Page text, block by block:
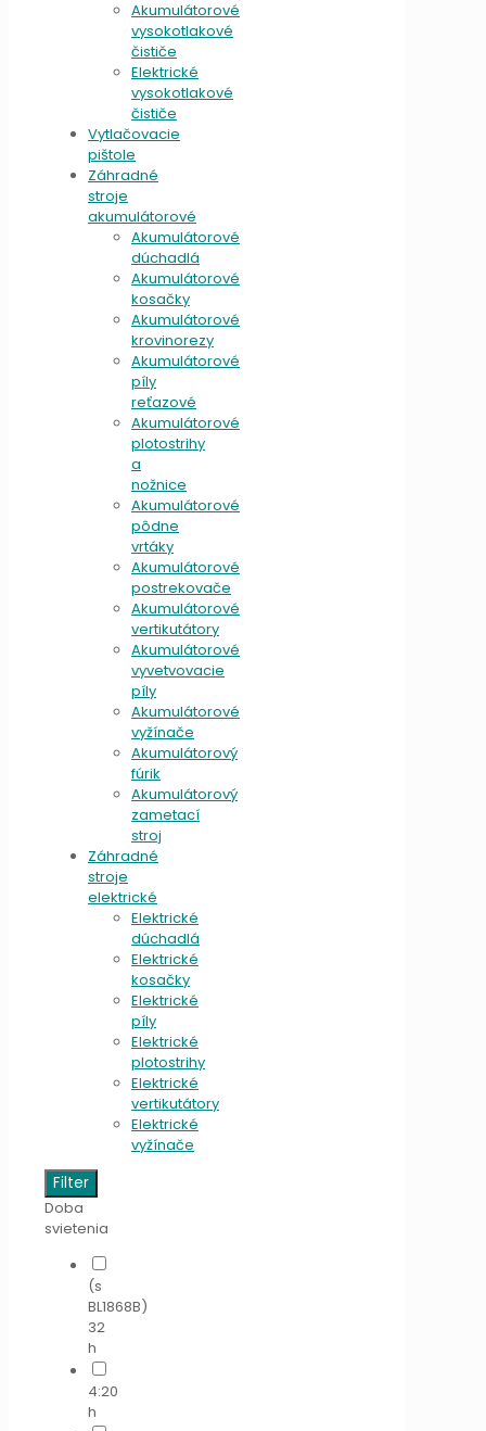
Akumulátorové
vysokotlakové
čističe
Elektrické
vysokotlakové
čističe
Vytlačovacie
pištole
Záhradné
stroje
akumulátorové
Akumulátorové
dúchadlá
Akumulátorové
kosačky
Akumulátorové
krovinorezy
Akumulátorové
píly
reťazové
Akumulátorové
plotostrihy
a
nožnice
Akumulátorové
pôdne
vrtáky
Akumulátorové
postrekovače
Akumulátorové
vertikutátory
Akumulátorové
vyvetvovacie
píly
Akumulátorové
vyžínače
Akumulátorový
fúrik
Akumulátorový
zametací
stroj
Záhradné
stroje
elektrické
Elektrické
dúchadlá
Elektrické
kosačky
Elektrické
píly
Elektrické
plotostrihy
Elektrické
vertikutátory
Elektrické
vyžínače
Filter
Doba
svietenia
(s
BL1868B)
32
h
4:20
h